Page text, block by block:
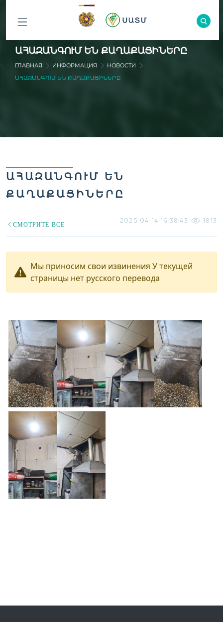
ԲՈԼՈՐ
ԲԱԺԻՆՆԵՐԸ
ԱՀԱԶԱՆԳՈՒՄ ԵՆ ՔԱՂԱՔԱՑԻՆԵՐԸ
ГЛАВНАЯ ИНФОРМАЦИЯ
НОВОСТИ
ԱՀԱԶԱՆԳՈՒՄ ԵՆ ՔԱՂԱՔԱՑԻՆԵՐԸ
ԱՀԱԶԱՆԳՈՒՄ ԵՆ
ՔԱՂԱՔԱՑԻՆԵՐԸ
СМОТРИТЕ ВСЕ
2025-04-14 16:38:43 1813
Мы приносим свои извинения У текущей
страницы нет русского перевода